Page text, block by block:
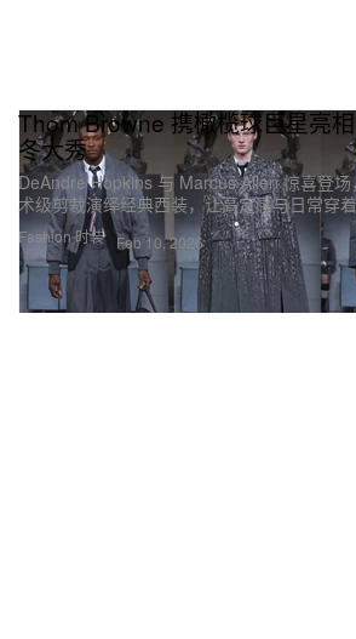
Fashion 时装
Thom Browne 携橄榄球巨星亮
冬大秀
DeAndre Hopkins 与 Marcus Allen 惊喜登
术级剪裁演绎经典西装，让高定感与日常穿着
Feb 10, 2026